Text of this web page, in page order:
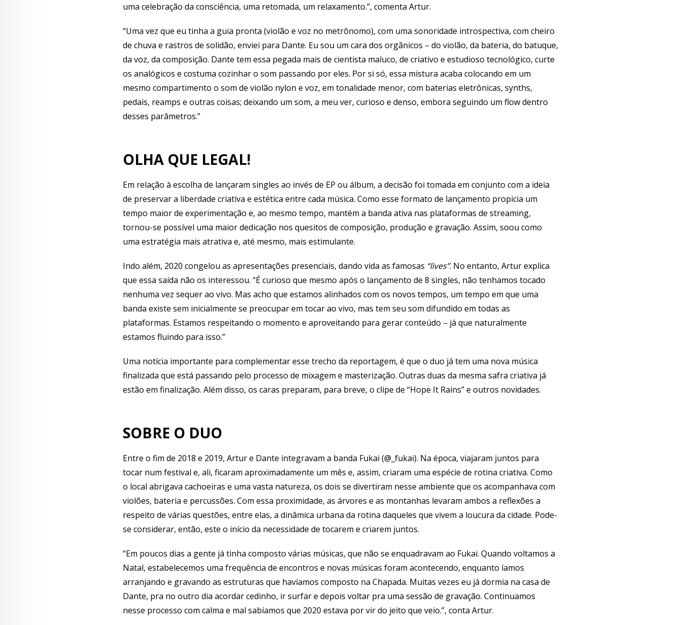
uma celebração da consciência, uma retomada, um relaxamento.”, comenta Artur.
“Uma vez que eu tinha a guia pronta (violão e voz no metrônomo), com uma sonoridade introspectiva, com cheiro
de chuva e rastros de solidão, enviei para Dante. Eu sou um cara dos orgânicos – do violão, da bateria, do batuque,
da voz, da composição. Dante tem essa pegada mais de cientista maluco, de criativo e estudioso tecnológico, curte
os analógicos e costuma cozinhar o som passando por eles. Por si só, essa mistura acaba colocando em um
mesmo compartimento o som de violão nylon e voz, em tonalidade menor, com baterias eletrônicas, synths,
pedais, reamps e outras coisas; deixando um som, a meu ver, curioso e denso, embora seguindo um flow dentro
desses parâmetros.”
OLHA QUE LEGAL!
Em relação à escolha de lançaram singles ao invés de EP ou álbum, a decisão foi tomada em conjunto com a ideia
de preservar a liberdade criativa e estética entre cada música. Como esse formato de lançamento propicia um
tempo maior de experimentação e, ao mesmo tempo, mantém a banda ativa nas plataformas de streaming,
tornou-se possível uma maior dedicação nos quesitos de composição, produção e gravação. Assim, soou como
uma estratégia mais atrativa e, até mesmo, mais estimulante.
Indo além, 2020 congelou as apresentações presenciais, dando vida as famosas “lives”. No entanto, Artur explica
que essa saída não os interessou. “É curioso que mesmo após o lançamento de 8 singles, não tenhamos tocado
nenhuma vez sequer ao vivo. Mas acho que estamos alinhados com os novos tempos, um tempo em que uma
banda existe sem inicialmente se preocupar em tocar ao vivo, mas tem seu som difundido em todas as
plataformas. Estamos respeitando o momento e aproveitando para gerar conteúdo – já que naturalmente
estamos fluindo para isso.”
Uma notícia importante para complementar esse trecho da reportagem, é que o duo já tem uma nova música
finalizada que está passando pelo processo de mixagem e masterização. Outras duas da mesma safra criativa já
estão em finalização. Além disso, os caras preparam, para breve, o clipe de “Hope It Rains” e outros novidades.
SOBRE O DUO
Entre o fim de 2018 e 2019, Artur e Dante integravam a banda Fukai (@_fukai). Na época, viajaram juntos para
tocar num festival e, ali, ficaram aproximadamente um mês e, assim, criaram uma espécie de rotina criativa. Como
o local abrigava cachoeiras e uma vasta natureza, os dois se divertiram nesse ambiente que os acompanhava com
violões, bateria e percussões. Com essa proximidade, as árvores e as montanhas levaram ambos a reflexões a
respeito de várias questões, entre elas, a dinâmica urbana da rotina daqueles que vivem a loucura da cidade. Pode-
se considerar, então, este o início da necessidade de tocarem e criarem juntos.
“Em poucos dias a gente já tinha composto várias músicas, que não se enquadravam ao Fukai. Quando voltamos a
Natal, estabelecemos uma frequência de encontros e novas músicas foram acontecendo, enquanto íamos
arranjando e gravando as estruturas que havíamos composto na Chapada. Muitas vezes eu já dormia na casa de
Dante, pra no outro dia acordar cedinho, ir surfar e depois voltar pra uma sessão de gravação. Continuamos
nesse processo com calma e mal sabíamos que 2020 estava por vir do jeito que veio.”, conta Artur.